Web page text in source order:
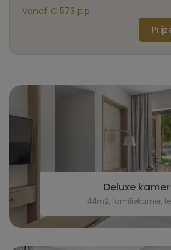
Vanaf € 573 p.p.
Deluxe kamer
44m2, familiekamer,